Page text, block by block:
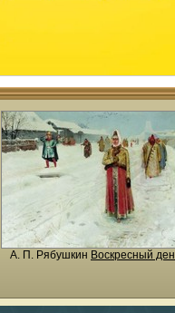
А. П. Рябушкин Воскресный